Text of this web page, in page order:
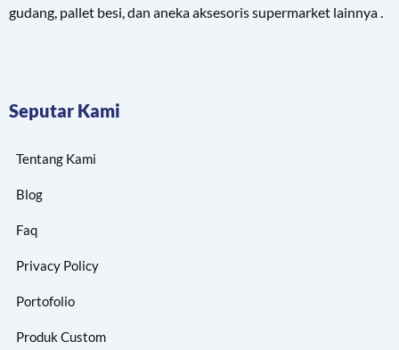
gudang, pallet besi, dan aneka aksesoris supermarket lainnya .
Seputar Kami
Tentang Kami
Blog
Faq
Privacy Policy
Portofolio
Produk Custom